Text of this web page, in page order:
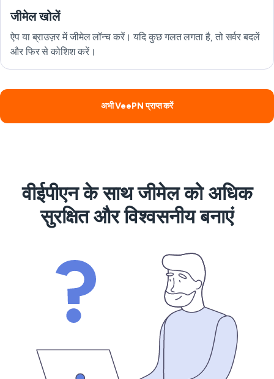
जीमेल खोलें
ऐप या ब्राउज़र में जीमेल लॉन्च करें। यदि कुछ गलत लगता है, तो सर्वर बदलें
और फिर से कोशिश करें।
अभी VeePN प्राप्त करें
वीईपीएन के साथ जीमेल को अधिक
सुरक्षित और विश्वसनीय बनाएं